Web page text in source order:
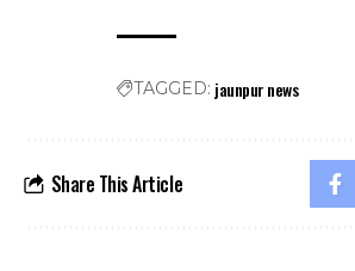
TAGGED: jaunpur news
Share This Article